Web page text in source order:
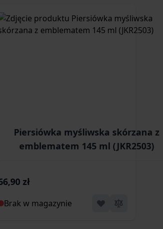
Piersiówka myśliwska skórzana z
emblematem 145 ml (JKR2503)
zł
Brak w magazynie